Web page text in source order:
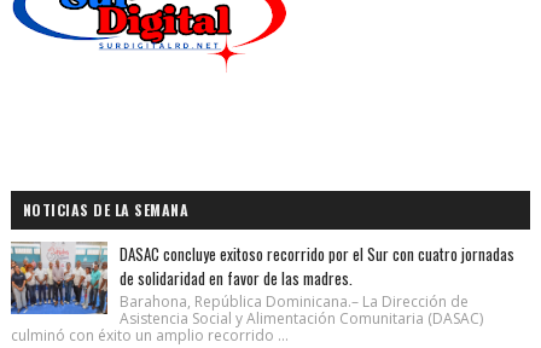
NOTICIAS DE LA SEMANA
DASAC concluye exitoso recorrido por el Sur con cuatro jornadas
de solidaridad en favor de las madres.
Barahona, República Dominicana.– La Dirección de
Asistencia Social y Alimentación Comunitaria (DASAC)
culminó con éxito un amplio recorrido ...